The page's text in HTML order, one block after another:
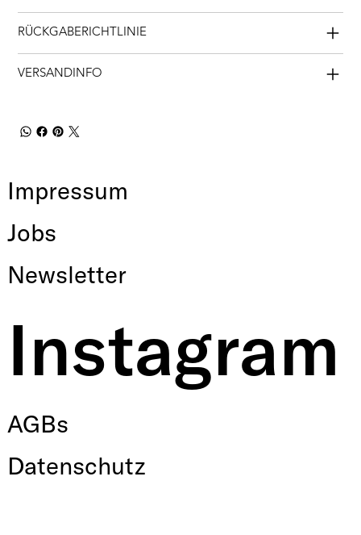
RÜCKGABERICHTLINIE
VERSANDINFO
Impressum
Newsletter
Datenschutz
AGBs
Instagram
Jobs